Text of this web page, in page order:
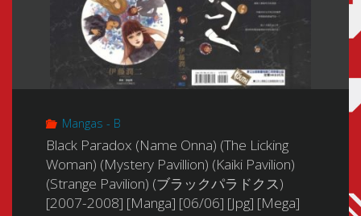
Mangas - B
Black Paradox (Name Onna) (The Licking
Woman) (Mystery Pavillion) (Kaiki Pavilion)
(Strange Pavilion) (ブラックパラドクス)
[2007-2008] [Manga] [06/06] [Jpg] [Mega]